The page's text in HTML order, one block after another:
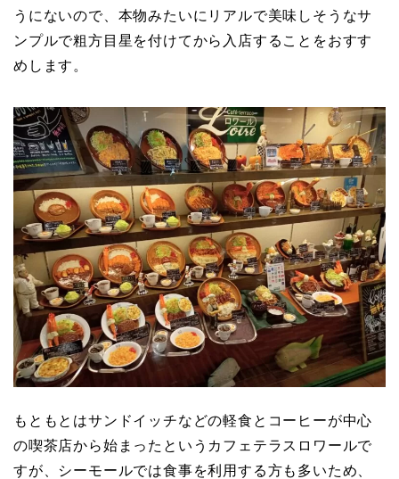
うにないので、本物みたいにリアルで美味しそうなサ
ンプルで粗方目星を付けてから入店することをおすす
めします。
もともとはサンドイッチなどの軽食とコーヒーが中心
の喫茶店から始まったというカフェテラスロワールで
すが、シーモールでは食事を利用する方も多いため、